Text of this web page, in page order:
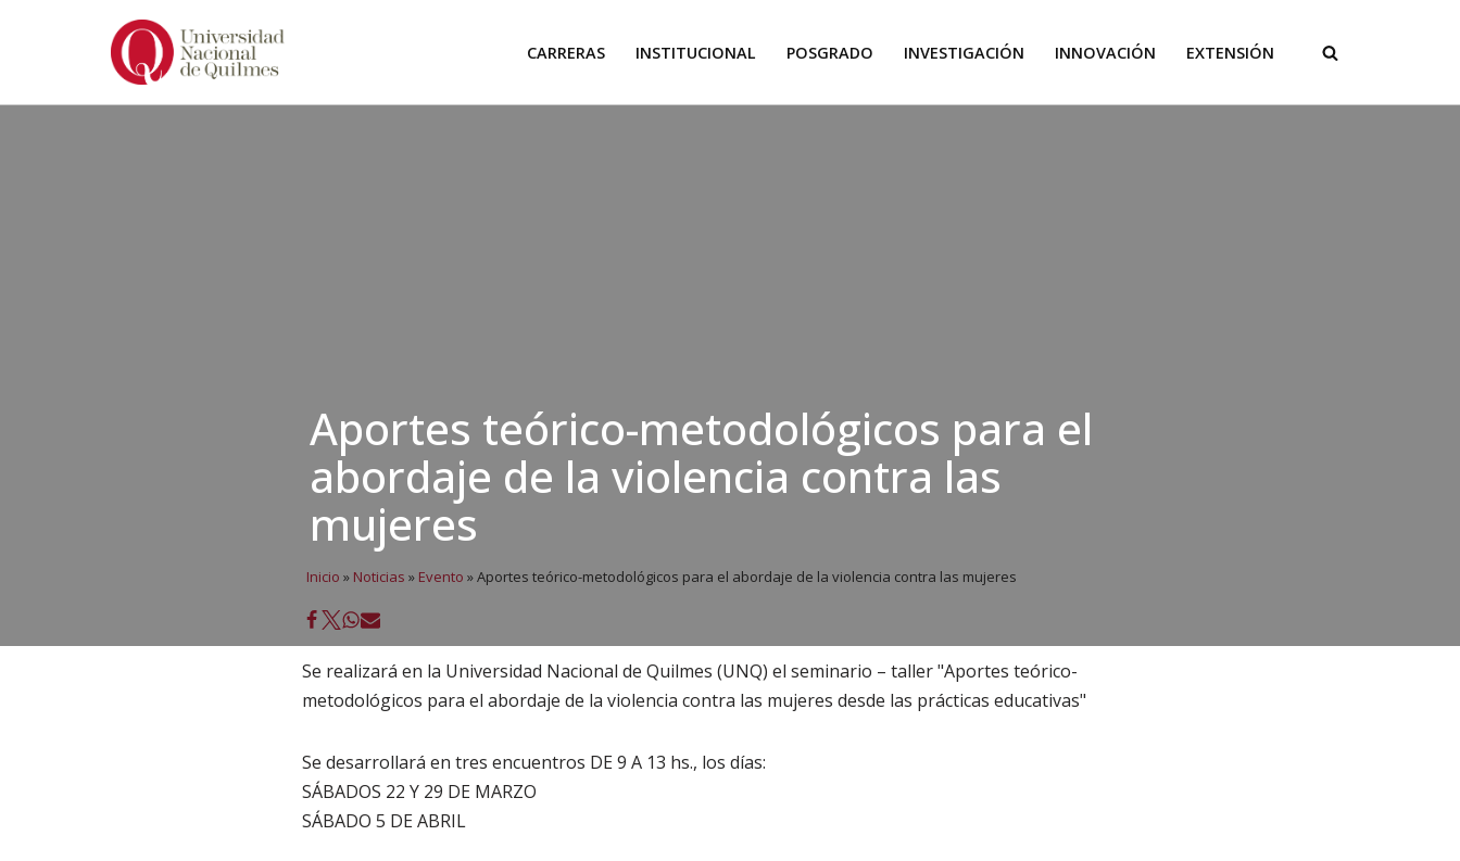
CARRERAS INSTITUCIONAL POSGRADO INVESTIGACIÓN INNOVACIÓN EXTENSIÓN
Aportes teórico-metodológicos para el
abordaje de la violencia contra las
mujeres
Inicio » Noticias » Evento »Aportes teórico-metodológicos para el abordaje de la violencia contra las mujeres
Se realizará en la Universidad Nacional de Quilmes (UNQ) el seminario – taller "Aportes teórico-
metodológicos para el abordaje de la violencia contra las mujeres desde las prácticas educativas"
Se desarrollará en tres encuentros DE 9 A 13 hs., los días:
SÁBADOS 22 Y 29 DE MARZO
SÁBADO 5 DE ABRIL